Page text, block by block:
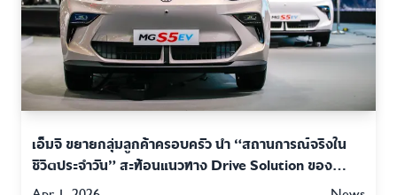
เอ็มจี ขยายกลุ่มลูกค้าครอบครัว นำ “สถานการณ์จริงใน
ชีวิตประจำวัน” สะท้อนแนวทาง Drive Solution ของ
NEW MG S5 EV PLUS ในหลากหลายแง่มุม